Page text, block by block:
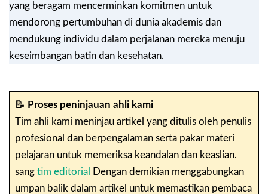
yang beragam mencerminkan komitmen untuk
mendorong pertumbuhan di dunia akademis dan
mendukung individu dalam perjalanan mereka menuju
keseimbangan batin dan kesehatan.
📝 Proses peninjauan ahli kami
Tim ahli kami meninjau artikel yang ditulis oleh penulis
profesional dan berpengalaman serta pakar materi
pelajaran untuk memeriksa keandalan dan keaslian.
sang tim editorial
Dengan demikian menggabungkan
umpan balik dalam artikel untuk memastikan pembaca